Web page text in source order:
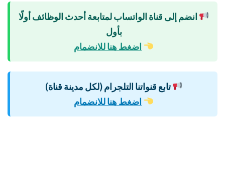
انضم إلى قناة الواتساب لمتابعة أحدث الوظائف أولًا
بأول
اضغط هنا للانضمام
تابع قنواتنا التلجرام (لكل مدينة قناة)
اضغط هنا للانضمام